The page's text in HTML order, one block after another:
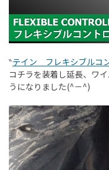
‶テイン フレキシブルコ
コチラを装着し延長、ワ
うになりました(^－^)